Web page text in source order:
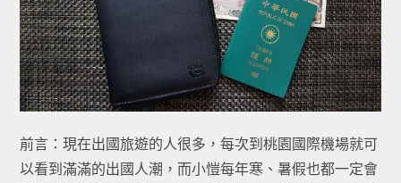
前言：現在出國旅遊的人很多，每次到桃園國際機場就可
以看到滿滿的出國人潮，而小愷每年寒、暑假也都一定會